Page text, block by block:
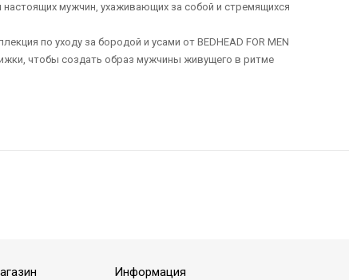
мужчин, ухаживающих за собой и стремящихся
по уходу за бородой и усами от BEDHEAD FOR MEN
чтобы создать образ мужчины живущего в ритме
Информация